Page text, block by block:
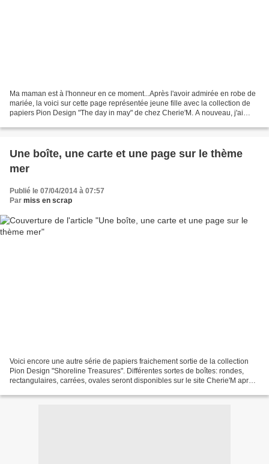
Ma maman est à l'honneur en ce moment...Après l'avoir admirée en robe de
mariée, la voici sur cette page représentée jeune fille avec la collection de
papiers Pion Design "The day in may" de chez Cherie'M. A nouveau, j'ai
Une boîte, une carte et une page sur le thème
mer
Publié le 07/04/2014 à 07:57
Par miss en scrap
Voici encore une autre série de papiers fraichement sortie de la collection
Pion Design "Shoreline Treasures". Différentes sortes de boîtes: rondes,
rectangulaires, carrées, ovales seront disponibles sur le site Cherie'M après